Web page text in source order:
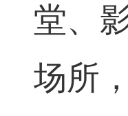
堂、
场所